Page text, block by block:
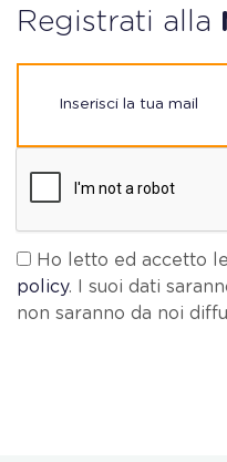
Registrati alla
Ho letto ed accetto
policy. I suoi dati
non saranno da noi